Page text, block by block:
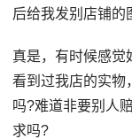
后给我发别店铺的
真是，有时候感觉
看到过我店的实物
吗?难道非要别人
求吗?